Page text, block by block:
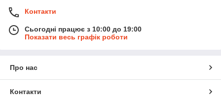
Контакти
Сьогодні працює з 10:00 до 19:00
Показати весь графік роботи
Про нас
Контакти